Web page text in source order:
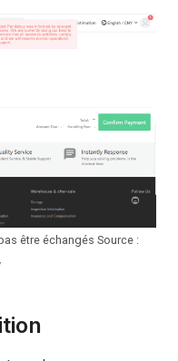
être échangés Source :